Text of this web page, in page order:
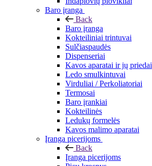
Baro įranga
Back
Baro įranga
Kokteiliniai trintuvai
Sulčiaspaudės
Dispenseriai
Kavos aparatai ir jų priedai
Ledo smulkintuvai
Virduliai / Perkoliatoriai
Termosai
Baro įrankiai
Kokteilinės
Ledukų formelės
Kavos malimo aparatai
Įranga picerijoms
Back
Įranga picerijoms